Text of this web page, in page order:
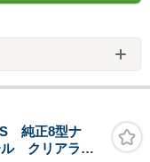
S 純正8型ナ
クリアラン